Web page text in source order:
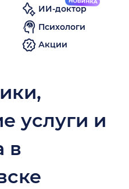
ИИ-доктор
Психологи
Акции
услуги и
в